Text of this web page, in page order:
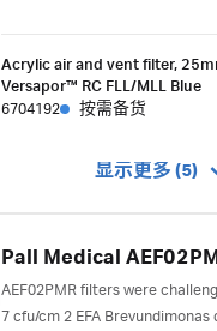
Acrylic air and vent filter,
Versapor™ RC FLL/MLL Blue
6704192
按需备货
显示更多 (5)
Pall Medical
AEF02PMR filters were
7 cfu/cm 2 EFA Brevundimonas